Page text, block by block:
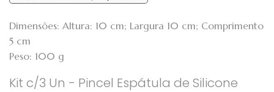
Dimensões: Altura: 10 cm; Largura 10 cm; Comprimento
5 cm
Peso: 100 g
Kit c/3 Un - Pincel Espátula de Silicone